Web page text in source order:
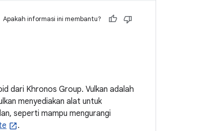
Apakah informasi ini membantu?
dari Khronos Group. Vulkan adalah
menyediakan alat untuk
seperti mampu mengurangi
.